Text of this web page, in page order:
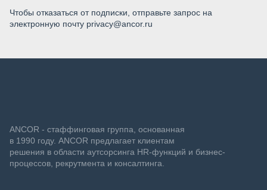
Чтобы отказаться от подписки, отправьте запрос на
электронную почту privacy@ancor.ru
ANCOR - стаффинговая группа, основанная
в 1990 году. ANCOR предлагает клиентам
решения в области аутсорсинга HR-функций и бизнес-
процессов, рекрутмента и консалтинга.